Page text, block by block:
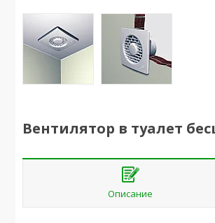
Вентилятор в туалет
Описание